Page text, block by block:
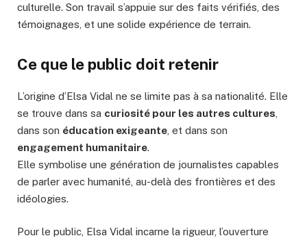
culturelle. Son travail s’appuie sur des faits vérifiés, des
témoignages, et une solide expérience de terrain.
Ce que le public doit retenir
L’origine d’Elsa Vidal ne se limite pas à sa nationalité. Elle
se trouve dans sa curiosité pour les autres cultures
dans son éducation exigeante , et dans son
engagement humanitaire.
Elle symbolise une génération de journalistes capables
de parler avec humanité, au-delà des frontières et des
idéologies.
Pour le public, Elsa Vidal incarne la rigueur, l’ouverture